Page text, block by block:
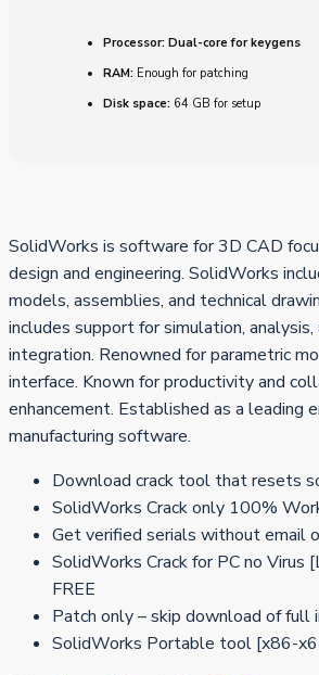
Processor: Dual-core for keygens
RAM: Enough for patching
Disk space: 64 GB for setup
SolidWorks is software for 3D CAD
design and engineering. SolidWorks
models, assemblies, and technical
includes support for simulation, analysis,
integration. Renowned for parametric
interface. Known for productivity and
enhancement. Established as a leading
manufacturing software.
Download crack tool that resets
SolidWorks Crack only 100%
Get verified serials without email
SolidWorks Crack for PC no
FREE
Patch only – skip download of full
SolidWorks Portable tool [x86-